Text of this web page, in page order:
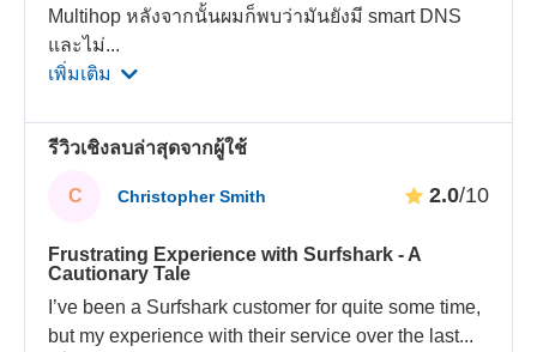
Multihop หลังจากนั้นผมก็พบว่ามันยังมี smart DNS
และไม่...
เพิ่มเติม
รีวิวเชิงลบล่าสุดจากผู้ใช้
C Christopher Smith 2.0/10
Frustrating Experience with Surfshark - A
Cautionary Tale
I’ve been a Surfshark customer for quite some time,
but my experience with their service over the last...